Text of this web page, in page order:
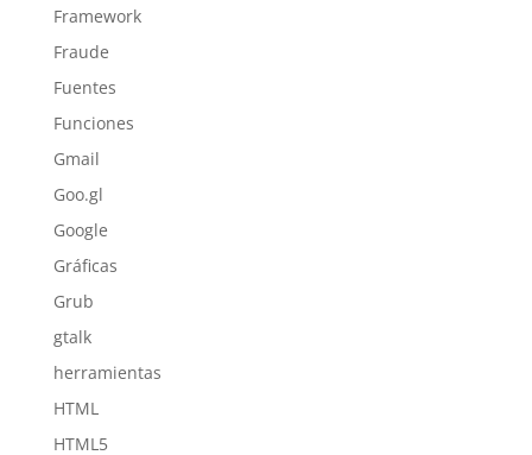
Framework
Fraude
Fuentes
Funciones
Gmail
Goo.gl
Google
Gráficas
Grub
gtalk
herramientas
HTML
HTML5